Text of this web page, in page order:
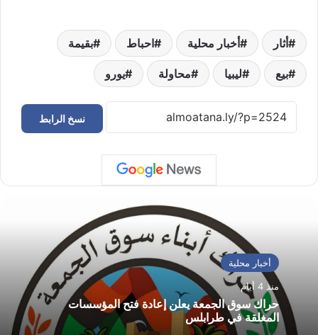
أثار أخبار محلية احباط بقيمة
بيع ليبيا محاولة يورو
نسخ الرابط
أخبار محلية
منذ 4 أيام
حراك سوق الجمعة يعلن إعادة فتح المؤسسات
المغلقة في طرابلس